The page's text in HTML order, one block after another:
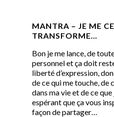
MANTRA – JE ME
TRANSFORME…
Bon je me lance, de
personnel et ça doit
liberté d’expression,
de ce qui me touche, de
dans ma vie et de ce que
espérant que ça vous
façon de partager…